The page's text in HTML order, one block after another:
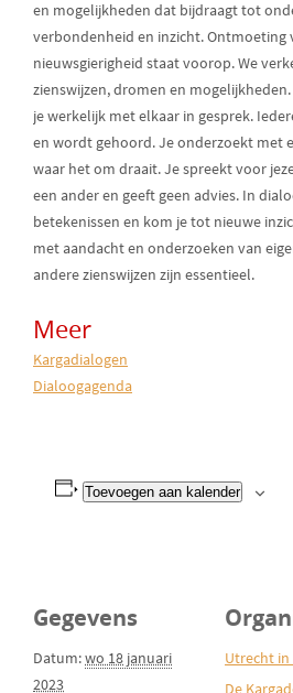
en mogelijkheden dat bijdraagt tot
verbondenheid en inzicht. Ontmoeting
nieuwsgierigheid staat voorop. We
zienswijzen, dromen en
je werkelijk met elkaar in gesprek.
en wordt gehoord. Je onderzoekt met
waar het om draait. Je spreekt voor
een ander en geeft geen advies. In
betekenissen en kom je tot nieuwe
met aandacht en onderzoeken van
andere zienswijzen zijn essentieel.
Meer
Kargadialogen
Dialoogagenda
Toevoegen aan kalender
Gegevens
Datum:wo 18 januari
2023
Utrecht